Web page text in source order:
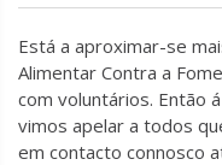
Está a aproximar-se
Alimentar Contra a
com voluntários. Então
vimos apelar a todos
em contacto connosco